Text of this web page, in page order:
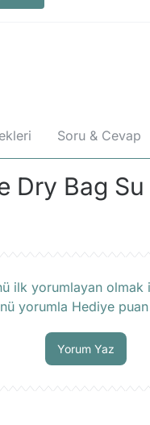
Soru & Cevap
Dry Bag
ilk yorumlayan olmak
yorumla Hediye
Yorum Yaz